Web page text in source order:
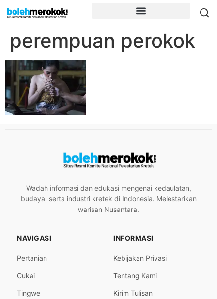
perempuan perokok
Wadah informasi dan edukasi mengenai kedaulatan,
budaya, serta industri kretek di Indonesia. Melestarikan
warisan Nusantara.
NAVIGASI
Pertanian
Cukai
Tingwe
INFORMASI
Kebijakan Privasi
Tentang Kami
Kirim Tulisan